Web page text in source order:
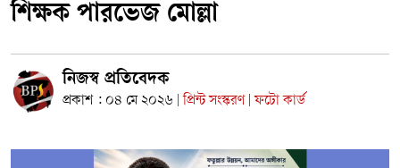
শিক্ষক পারভেজ মোল্লা
নিজস্ব প্রতিবেদক
প্রকাশ : ০৪ মে ২০২৬ প্রিন্ট সংস্করণ ফটো কার্ড